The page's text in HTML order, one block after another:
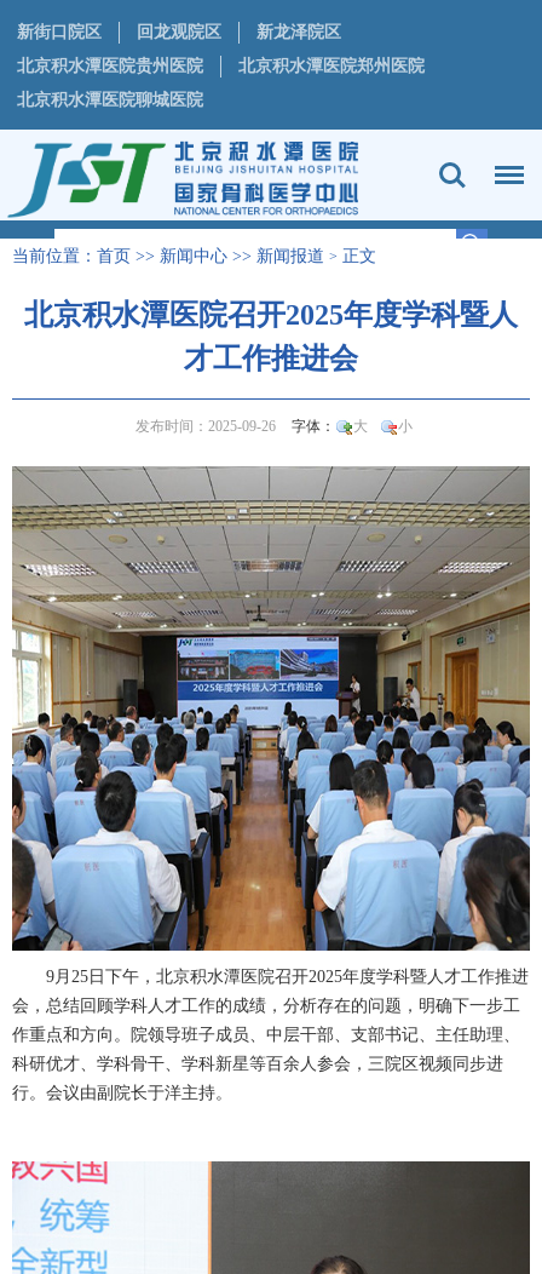
新街口院区 回龙观院区
新龙泽院区
北京积水潭医院贵州医院
北京积水潭医院郑州医院
北京积水潭医院聊城医院
当前位置： 首页 >> 新闻中心 >> 新闻报道 > 正文
北京积水潭医院召开2025年度学科暨人
才工作推进会
发布时间：2025-09-26 字体： 大 小
9月25日下午，北京积水潭医院召开2025年度学科暨人才工作推进
会，总结回顾学科人才工作的成绩，分析存在的问题，明确下一步工
作重点和方向。院领导班子成员、中层干部、支部书记、主任助理、
科研优才、学科骨干、学科新星等百余人参会，三院区视频同步进
行。会议由副院长于洋主持。